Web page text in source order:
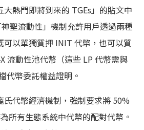
熱門即將到來的 TGEs」的貼文中
聖流動性」機制允許用戶透過兩種
可以單獨質押 INIT 代幣，也可以質
流動性池代幣（這些 LP 代幣需與
代幣委託權益證明。
氏代幣經濟機制，強制要求將 50%
所有生態系統中代幣的配對代幣。